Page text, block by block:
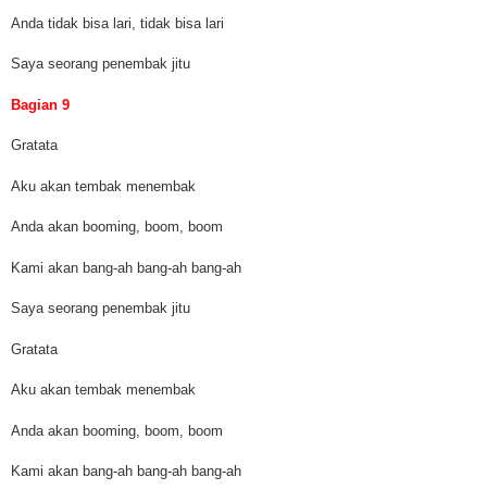
Anda tidak bisa lari, tidak bisa lari
Saya seorang penembak jitu
Bagian 9
Gratata
Aku akan tembak menembak
Anda akan booming, boom, boom
Kami akan bang-ah bang-ah bang-ah
Saya seorang penembak jitu
Gratata
Aku akan tembak menembak
Anda akan booming, boom, boom
Kami akan bang-ah bang-ah bang-ah